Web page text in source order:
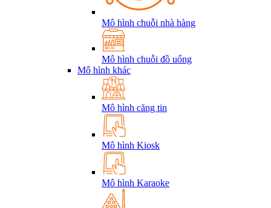
Mô hình chuỗi nhà hàng
Mô hình chuỗi đồ uống
Mô hình khác
Mô hình căng tin
Mô hình Kiosk
Mô hình Karaoke